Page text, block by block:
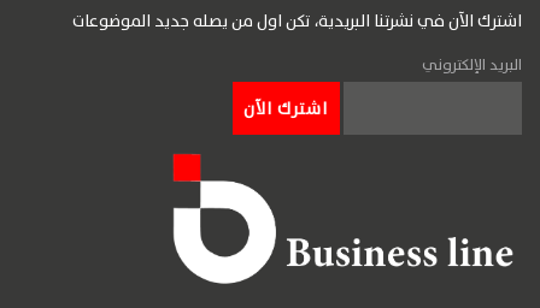
اشترك الآن في نشرتنا البريدية، تكن اول من يصله جديد الموضوعات
البريد الإلكتروني